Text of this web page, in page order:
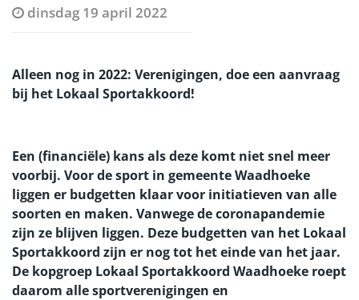
dinsdag 19 april 2022
Alleen nog in 2022: Verenigingen, doe een aanvraag
bij het Lokaal Sportakkoord!
Een (financiële) kans als deze komt niet snel meer
voorbij. Voor de sport in gemeente Waadhoeke
liggen er budgetten klaar voor initiatieven van alle
soorten en maken. Vanwege de coronapandemie
zijn ze blijven liggen. Deze budgetten van het Lokaal
Sportakkoord zijn er nog tot het einde van het jaar.
De kopgroep Lokaal Sportakkoord Waadhoeke roept
daarom alle sportverenigingen en